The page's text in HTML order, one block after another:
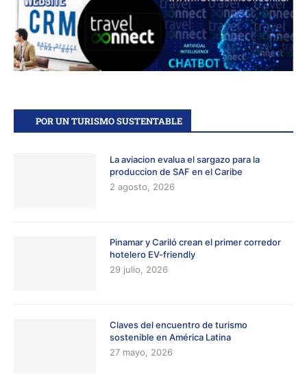
POR UN TURISMO SUSTENTABLE
La aviacion evalua el sargazo para la
produccion de SAF en el Caribe
2 agosto, 2026
Pinamar y Cariló crean el primer corredor
hotelero EV-friendly
29 julio, 2026
Claves del encuentro de turismo
sostenible en América Latina
27 mayo, 2026